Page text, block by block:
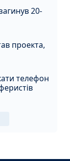
20-
проекта,
телефон